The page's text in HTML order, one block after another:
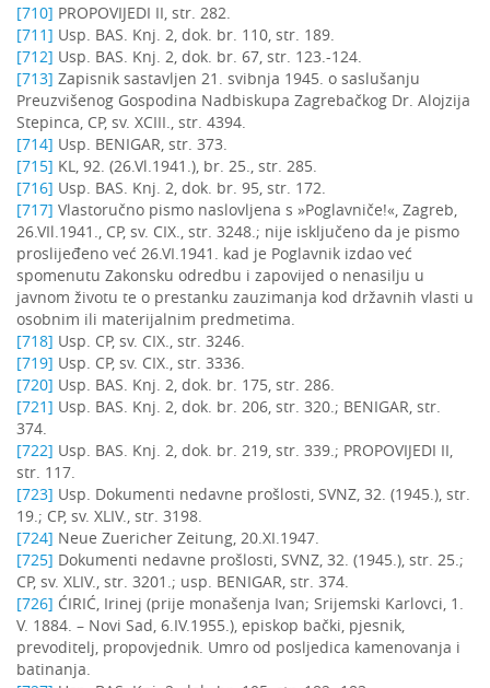
[710] PROPOVIJEDI II, str. 282.
[711] Usp. BAS. Knj. 2, dok. br. 110, str. 189.
[712] Usp. BAS. Knj. 2, dok. br. 67, str. 123.-124.
[713] Zapisnik sastavljen 21. svibnja 1945. o saslušanju
Preuzvišenog Gospodina Nadbiskupa Zagrebačkog Dr. Alojzija
Stepinca, CP, sv. XCIII., str. 4394.
[714] Usp. BENIGAR, str. 373.
[715] KL, 92. (26.Vl.1941.), br. 25., str. 285.
[716] Usp. BAS. Knj. 2, dok. br. 95, str. 172.
[717] Vlastoručno pismo naslovljena s »Poglavniče!«, Zagreb,
26.VIl.1941., CP, sv. CIX., str. 3248.; nije isključeno da je pismo
proslijeđeno već 26.VI.1941. kad je Poglavnik izdao već
spomenutu Zakonsku odredbu i zapovijed o nenasilju u
javnom životu te o prestanku zauzimanja kod državnih vlasti u
osobnim ili materijalnim predmetima.
[718] Usp. CP, sv. CIX., str. 3246.
[719] Usp. CP, sv. CIX., str. 3336.
[720] Usp. BAS. Knj. 2, dok. br. 175, str. 286.
[721] Usp. BAS. Knj. 2, dok. br. 206, str. 320.; BENIGAR, str.
374.
[722] Usp. BAS. Knj. 2, dok. br. 219, str. 339.; PROPOVIJEDI II,
str. 117.
[723] Usp. Dokumenti nedavne prošlosti, SVNZ, 32. (1945.), str.
19.; CP, sv. XLIV., str. 3198.
[724] Neue Zuericher Zeitung, 20.XI.1947.
[725] Dokumenti nedavne prošlosti, SVNZ, 32. (1945.), str. 25.;
CP, sv. XLIV., str. 3201.; usp. BENIGAR, str. 374.
[726] ĆIRIĆ, Irinej (prije monašenja Ivan; Srijemski Karlovci, 1.
V. 1884. – Novi Sad, 6.IV.1955.), episkop bački, pjesnik,
prevoditelj, propovjednik. Umro od posljedica kamenovanja i
batinanja.